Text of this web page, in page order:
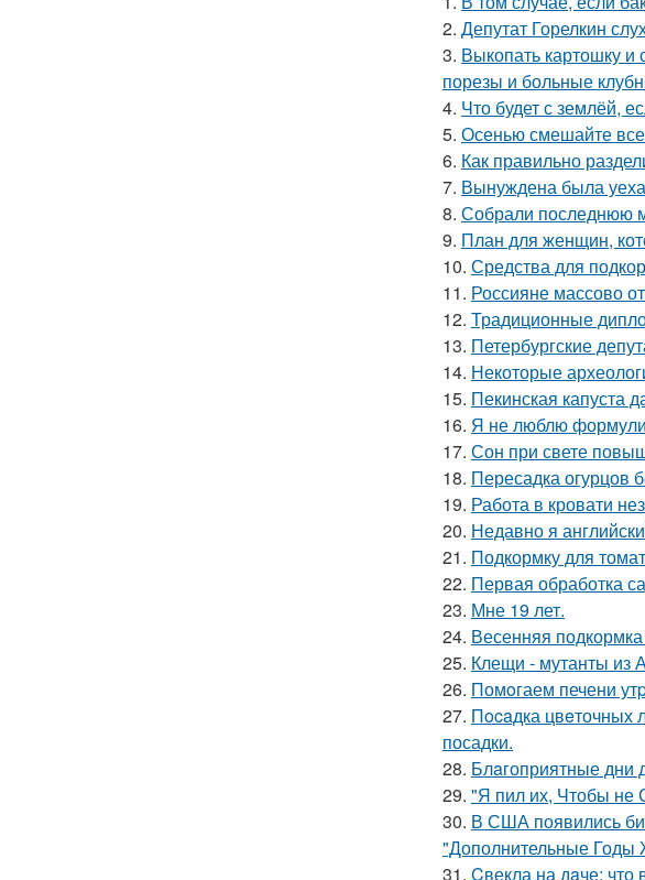
2. Депутат Горелкин
3. Выкопать картошку и
порезы и больные
4. Что будет с землёй,
5. Осенью смешайте
6. Как правильно
7. Вынуждена была
8. Собрали последнюю
9. План для женщин,
10. Средства для
11. Россияне массово
12. Традиционные
13. Петербургские
14. Некоторые
15. Пекинская капуста
16. Я не люблю
17. Сон при свете
18. Пересадка огурцов
19. Работа в кровати
20. Недавно я
21. Подкормку для
22. Первая обработка
23. Мне 19 лет.
24. Весенняя
25. Клещи - мутанты из
26. Помoгаем печени
27. Пocaдка цвeточных
посадки.
28. Блaгоприятные дни
29. "Я пил их, Чтобы не
30. В США появились
"Дополнительные Годы
31. Cвекла на дaче: что